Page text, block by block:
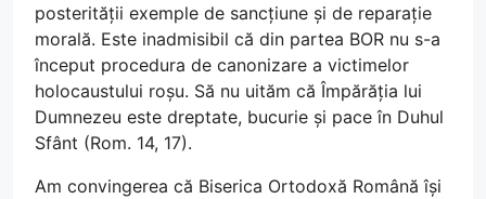
posterității exemple de sancțiune și de reparație
morală. Este inadmisibil că din partea BOR nu s-a
început procedura de canonizare a victimelor
holocaustului roșu. Să nu uităm că Împărăția lui
Dumnezeu este dreptate, bucurie și pace în Duhul
Sfânt (Rom. 14, 17).
Am convingerea că Biserica Ortodoxă Română își